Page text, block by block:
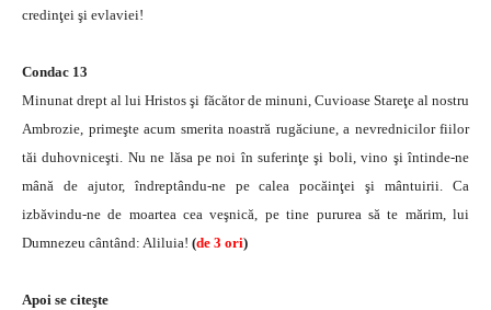
credinţei şi evlaviei!
Condac 13
Minunat drept al lui Hristos şi făcător de minuni, Cuvioase Stareţe al nostru
Ambrozie, primeşte acum smerita noastră rugăciune, a nevrednicilor fiilor
tăi duhovniceşti. Nu ne lăsa pe noi în suferinţe şi boli, vino şi întinde-ne
mână de ajutor, îndreptându-ne pe calea pocăinţei şi mântuirii. Ca
izbăvindu-ne de moartea cea veşnică, pe tine pururea să te mărim, lui
Dumnezeu cântând: Aliluia! (de 3 ori)
Apoi se citeşte